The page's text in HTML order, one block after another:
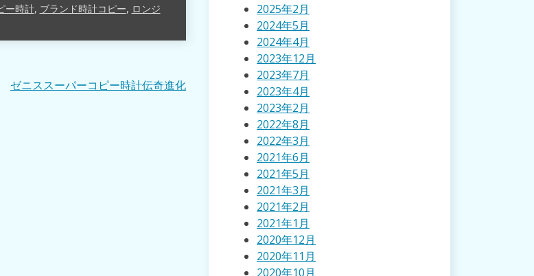
ー時計, ブランド時計コピー, ロンジ
ゼニススーパーコピー時計伝奇進化
2025年2月
2024年5月
2024年4月
2023年12月
2023年7月
2023年4月
2023年2月
2022年8月
2022年3月
2021年6月
2021年5月
2021年3月
2021年2月
2021年1月
2020年12月
2020年11月
2020年10月